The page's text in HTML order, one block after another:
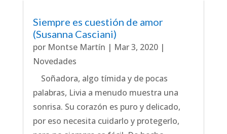
Siempre es cuestión de amor
(Susanna Casciani)
por Montse Martín | Mar 3, 2020|
Novedades
Soñadora, algo tímida y de pocas
palabras, Livia a menudo muestra una
sonrisa. Su corazón es puro y delicado,
por eso necesita cuidarlo y protegerlo,